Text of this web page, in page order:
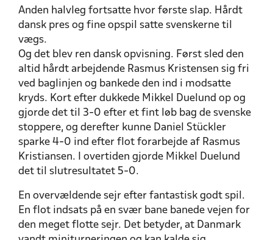
Anden halvleg fortsatte hvor første slap. Hårdt
dansk pres og fine opspil satte svenskerne til
vægs.
Og det blev ren dansk opvisning. Først sled den
altid hårdt arbejdende Rasmus Kristensen sig fri
ved baglinjen og bankede den ind i modsatte
kryds. Kort efter dukkede Mikkel Duelund op og
gjorde det til 3-0 efter et fint løb bag de svenske
stoppere, og derefter kunne Daniel Stückler
sparke 4-0 ind efter flot forarbejde af Rasmus
Kristiansen. I overtiden gjorde Mikkel Duelund
det til slutresultatet 5-0.
En overvældende sejr efter fantastisk godt spil.
En flot indsats på en svær bane banede vejen for
den meget flotte sejr. Det betyder, at Danmark